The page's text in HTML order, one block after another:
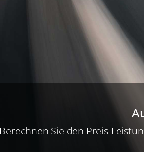
Berechnen Sie den Preis-